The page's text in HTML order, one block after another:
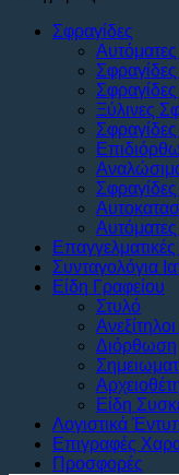
Σφραγίδες
Αυτόματες
Ξύλινες
Συνταγολόγια
Είδη Γραφείου
Στυλό
Διόρθωση
Είδη
Λογιστικά
Επιγραφές
Προσφορές